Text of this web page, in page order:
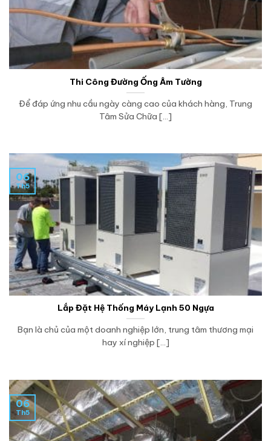
Thi Công Đường Ống Âm Tường
Để đáp ứng nhu cầu ngày càng cao của khách hàng, Trung
Tâm Sửa Chữa [...]
Lắp Đặt Hệ Thống Máy Lạnh 50 Ngựa
Bạn là chủ của một doanh nghiệp lớn, trung tâm thương mại
hay xí nghiệp [...]
06
Th5
06
Th5